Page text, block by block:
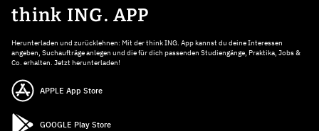
think ING. APP
Herunterladen und zurücklehnen: Mit der think ING. App kannst du deine Interessen
angeben, Suchaufträge anlegen und die für dich passenden Studiengänge, Praktika, Jobs &
Co. erhalten. Jetzt herunterladen!
APPLE App Store
GOOGLE Play Store